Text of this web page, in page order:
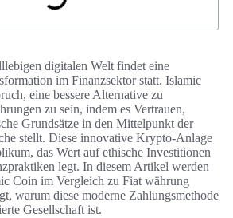
digitalen Welt findet eine
im Finanzsektor statt. Islamic
eine bessere Alternative zu
zu sein, indem es Vertrauen,
Grundsätze in den Mittelpunkt der
stellt. Diese innovative Krypto-Anlage
das Wert auf ethische Investitionen
legt. In diesem Artikel werden
Coin im Vergleich zu Fiat währung
warum diese moderne Zahlungsmethode
Gesellschaft ist.